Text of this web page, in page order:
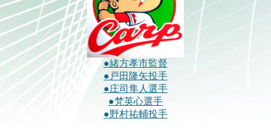
●緒方孝市監督
●戸田隆矢投手
●庄司隼人選手
●梵英心選手
●野村祐輔投手